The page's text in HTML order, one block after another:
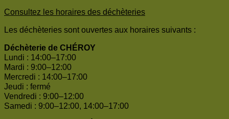
Consultez les horaires des déchèteries
Les déchèteries sont ouvertes aux horaires suivants :
Déchèterie de CHÉROY
Lundi : 14:00–17:00
Mardi : 9:00–12:00
Mercredi : 14:00–17:00
Jeudi : fermé
Vendredi : 9:00–12:00
Samedi : 9:00–12:00, 14:00–17:00